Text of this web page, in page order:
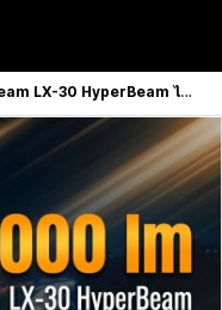
30 HyperBeam ไฟหน้า LED 30,000 ลูเมน